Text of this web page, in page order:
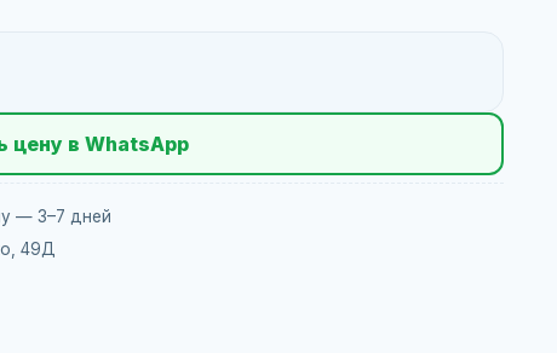
цену в WhatsApp
— 3–7 дней
49Д